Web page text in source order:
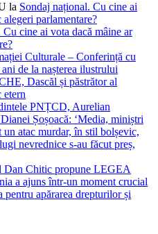
la Sondaj național. Cu cine ai
parlamentare?
cine ai vota dacă mâine ar
Culturale – Conferință cu
de la nașterea ilustrului
Dascăl și păstrător al
etern
PNȚCD, Aurelian
Șoșoacă: ‘Media, miniștri
un atac murdar, în stil bolșevic,
nevrednice s-au făcut preș,
Dan Chitic propune LEGEA
a ajuns într-un moment crucial
apărarea drepturilor și